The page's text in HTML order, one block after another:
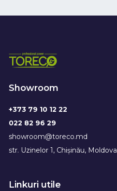
Showroom
+373 79 10 12 22
022 82 96 29
showroom@toreco.md
str. Uzinelor 1, Chișinău, Moldova
Linkuri utile